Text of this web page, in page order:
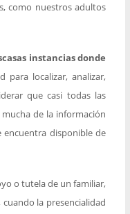
como nuestros adultos
instancias donde
para localizar, analizar,
que casi todas las
de la información
encuentra disponible de
o tutela de un familiar,
la presencialidad